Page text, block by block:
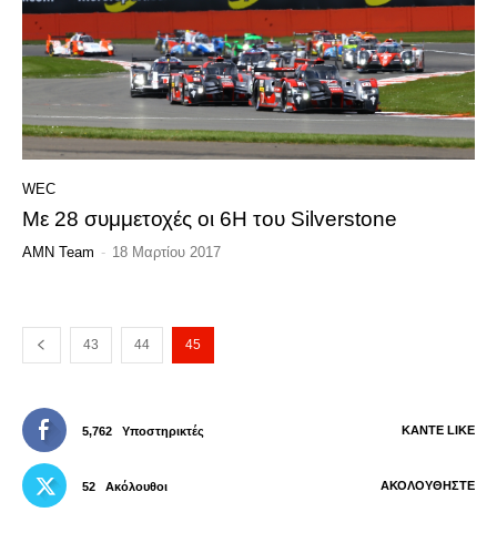
WEC
Με 28 συμμετοχές οι 6H του Silverstone
AMN Team - 18 Μαρτίου 2017
43 44 45
5,762 Υποστηρικτές ΚΆΝΤΕ LIKE
52 Ακόλουθοι ΑΚΟΛΟΥΘΉΣΤΕ